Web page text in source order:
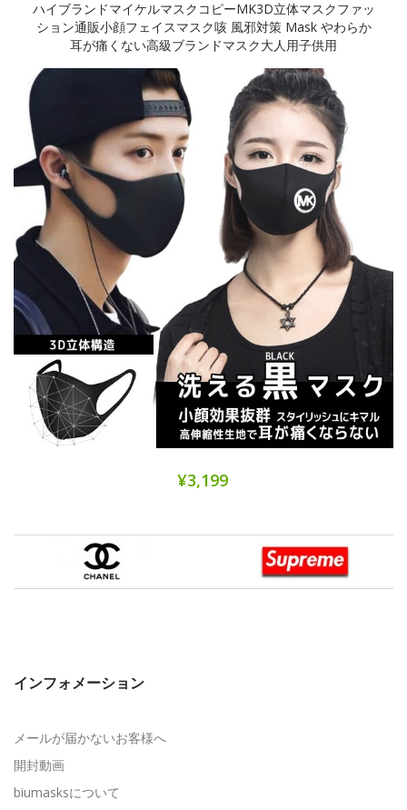
ハイブランドマイケルマスクコピーMK3D立体マスクファッ
ション通販小顔フェイスマスク咳 風邪対策 Mask やわらか
耳が痛くない高級ブランドマスク大人用子供用
¥3,199
インフォメーション
メールが届かないお客様へ
開封動画
biumasksについて